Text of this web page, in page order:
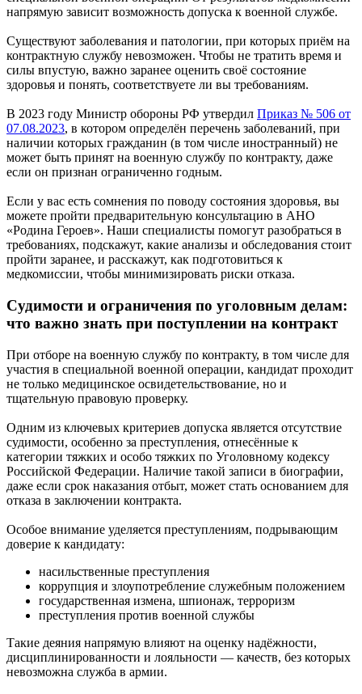
напрямую зависит возможность допуска к военной службе.
Существуют заболевания и патологии, при которых приём на
контрактную службу невозможен. Чтобы не тратить время и
силы впустую, важно заранее оценить своё состояние
здоровья и понять, соответствуете ли вы требованиям.
В 2023 году Министр обороны РФ утвердил Приказ № 506 от
07.08.2023, в котором определён перечень заболеваний, при
наличии которых гражданин (в том числе иностранный) не
может быть принят на военную службу по контракту, даже
если он признан ограниченно годным.
Если у вас есть сомнения по поводу состояния здоровья, вы
можете пройти предварительную консультацию в АНО
«Родина Героев». Наши специалисты помогут разобраться в
требованиях, подскажут, какие анализы и обследования стоит
пройти заранее, и расскажут, как подготовиться к
медкомиссии, чтобы минимизировать риски отказа.
Судимости и ограничения по уголовным делам:
что важно знать при поступлении на контракт
При отборе на военную службу по контракту, в том числе для
участия в специальной военной операции, кандидат проходит
не только медицинское освидетельствование, но и
тщательную правовую проверку.
Одним из ключевых критериев допуска является отсутствие
судимости, особенно за преступления, отнесённые к
категории тяжких и особо тяжких по Уголовному кодексу
Российской Федерации. Наличие такой записи в биографии,
даже если срок наказания отбыт, может стать основанием для
отказа в заключении контракта.
Особое внимание уделяется преступлениям, подрывающим
доверие к кандидату:
насильственные преступления
коррупция и злоупотребление служебным положением
государственная измена, шпионаж, терроризм
преступления против военной службы
Такие деяния напрямую влияют на оценку надёжности,
дисциплинированности и лояльности — качеств, без которых
невозможна служба в армии.